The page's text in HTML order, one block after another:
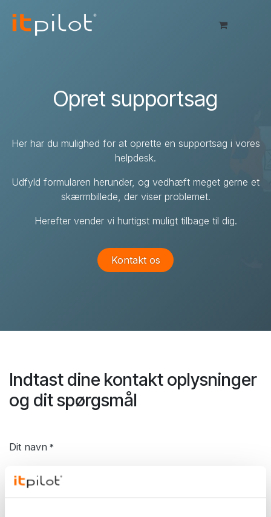
Opret supportsag
Her har du mulighed for at oprette en supportsag i vores
helpdesk.
Udfyld formularen herunder, og vedhæft meget gerne et
skærmbillede, der viser problemet.
Herefter vender vi hurtigst muligt tilbage til dig.
Kontakt os
Indtast dine kontakt oplysninger
og dit spørgsmål
Dit navn *
Telefon